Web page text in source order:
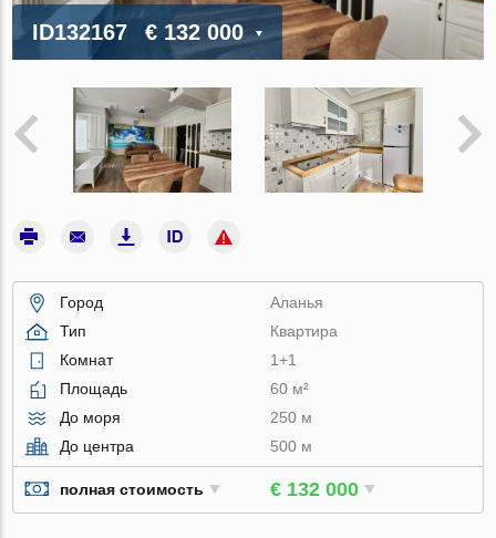
ID132167 € 132 000
Город
Аланья
Тип
Квартира
Комнат
1+1
Площадь
60 м²
До моря
250 м
До центра
500 м
полная стоимость € 132 000